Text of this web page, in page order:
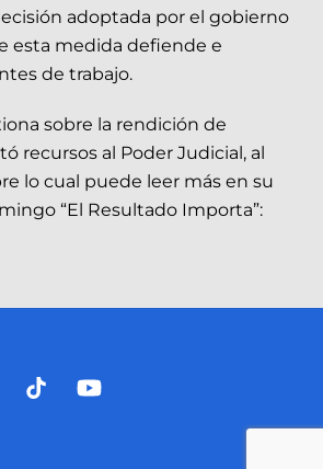
adoptada por el gobierno
esta medida defiende e
de trabajo.
sobre la rendición de
recursos al Poder Judicial, al
lo cual puede leer más en su
“El Resultado Importa”: